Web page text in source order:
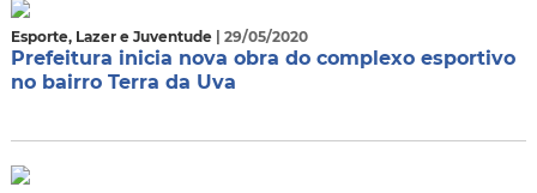
Esporte, Lazer e Juventude | 29/05/2020
Prefeitura inicia nova obra do complexo esportivo
no bairro Terra da Uva